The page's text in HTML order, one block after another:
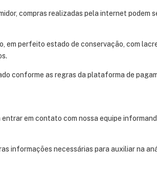
compras realizadas pela internet podem
em perfeito estado de conservação, com
conforme as regras da plataforma de
em contato com nossa equipe
informações necessárias para auxiliar na